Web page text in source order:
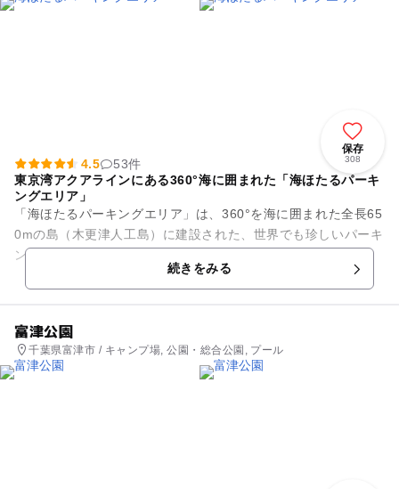
保存
308
4.5
53件
東京湾アクアラインにある360°海に囲まれた「海ほたるパーキ
ングエリア」
「海ほたるパーキングエリア」は、360°を海に囲まれた全長65
0mの島（木更津人工島）に建設された、世界でも珍しいパーキ
ングエリアです。5階建てで構成されており、1階から3階まで
続きをみる
富津公園
千葉県富津市 / キャンプ場, 公園・総合公園, プール